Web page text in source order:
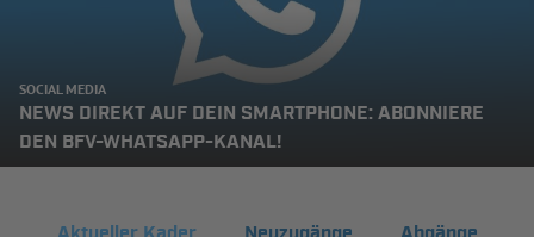
SOCIAL MEDIA
NEWS DIREKT AUF DEIN SMARTPHONE: ABONNIERE
DEN BFV-WHATSAPP-KANAL!